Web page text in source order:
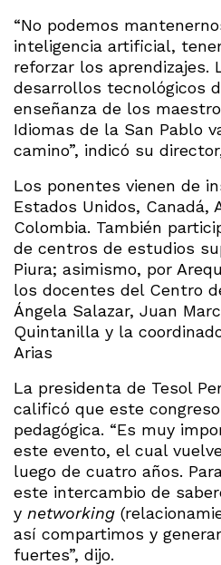
“No podemos
inteligencia artificial,
reforzar los aprendizajes.
desarrollos tecnológicos
enseñanza de los
Idiomas de la San Pablo
camino”, indicó su
Los ponentes vienen de
Estados Unidos, Canadá,
Colombia. También
de centros de estudios
Piura; asimismo, por
los docentes del Centro
Ángela Salazar, Juan
Quintanilla y la
Arias
La presidenta de Tesol
calificó que este
pedagógica. “Es muy
este evento, el cual
luego de cuatro años.
este intercambio de
y networking
así compartimos y
fuertes”, dijo.